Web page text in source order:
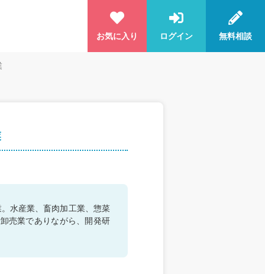
お気に入り ログイン 無料相談
水産業、畜肉加工業、惣菜
売業でありながら、開発研